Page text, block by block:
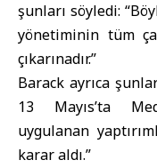
şunları söyledi:
yönetiminin tüm
çıkarınadır.”
Barack ayrıca
13 Mayıs’ta
uygulanan
karar aldı.”